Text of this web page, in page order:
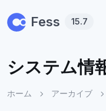
Fess 15.7
システム情
ホーム アーカイブ